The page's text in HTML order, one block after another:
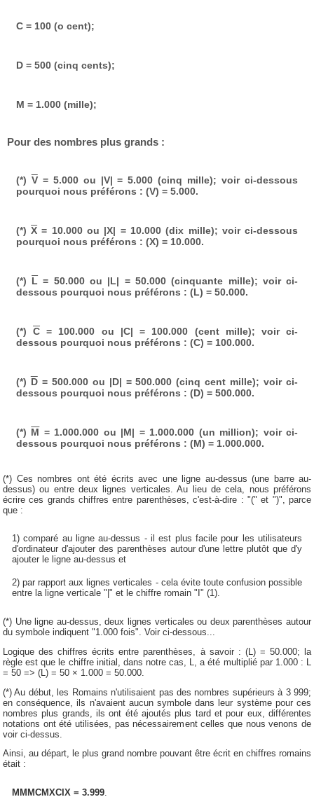
C = 100 (o cent);
D = 500 (cinq cents);
M = 1.000 (mille);
Pour des nombres plus grands :
(*) V= 5.000 ou |V| = 5.000 (cinq mille); voir ci-dessous
pourquoi nous préférons : (V) = 5.000.
(*)X = 10.000 ou |X| = 10.000 (dix mille); voir ci-dessous
pourquoi nous préférons : (X) = 10.000.
(*) L = 50.000 ou |L| = 50.000 (cinquante mille); voir ci-
dessous pourquoi nous préférons : (L) = 50.000.
(*)C = 100.000 ou |C| = 100.000 (cent mille); voir ci-
dessous pourquoi nous préférons : (C) = 100.000.
(*) D= 500.000 ou |D| = 500.000 (cinq cent mille); voir ci-
dessous pourquoi nous préférons : (D) = 500.000.
(*) M = 1.000.000 ou |M| = 1.000.000 (un million); voir ci-
dessous pourquoi nous préférons : (M) = 1.000.000.
(*) Ces nombres ont été écrits avec une ligne au-dessus (une barre au-
dessus) ou entre deux lignes verticales. Au lieu de cela, nous préférons
écrire ces grands chiffres entre parenthèses, c'est-à-dire : "(" et ")", parce
que :
1) comparé au ligne au-dessus - il est plus facile pour les utilisateurs
d'ordinateur d'ajouter des parenthèses autour d'une lettre plutôt que d'y
ajouter le ligne au-dessus et
2) par rapport aux lignes verticales - cela évite toute confusion possible
entre la ligne verticale "|" et le chiffre romain "I" (1).
(*) Une ligne au-dessus, deux lignes verticales ou deux parenthèses autour
du symbole indiquent "1.000 fois". Voir ci-dessous...
Logique des chiffres écrits entre parenthèses, à savoir : (L) = 50.000; la
règle est que le chiffre initial, dans notre cas, L, a été multiplié par 1.000 : L
= 50 => (L) = 50 × 1.000 = 50.000.
(*) Au début, les Romains n'utilisaient pas des nombres supérieurs à 3 999;
en conséquence, ils n'avaient aucun symbole dans leur système pour ces
nombres plus grands, ils ont été ajoutés plus tard et pour eux, différentes
notations ont été utilisées, pas nécessairement celles que nous venons de
voir ci-dessus.
Ainsi, au départ, le plus grand nombre pouvant être écrit en chiffres romains
était :
MMMCMXCIX = 3.999.